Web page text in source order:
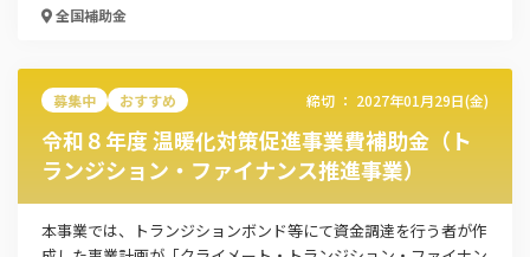
電話番号
「PDF資料ダウンロード」ボタンを押下した時点
で本サービスの利用規約に同意したものとみなさ
れます。
全国補助金
募集中 おすすめ 締切 ： 2027年01月29日(金)
令和８年度 温暖化対策促進事業費補助金（ト
ランジション・ファイナンス推進事業）
本事業では、トランジションボンド等にて資金調達を行う者が作